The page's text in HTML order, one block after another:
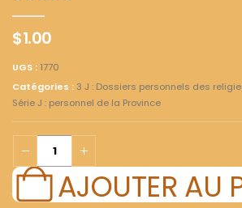
$1.00
UGS : 1770
Catégories : 3 J : Dossiers personnels des
Série J : personnel de la Province
AJOUTER AU